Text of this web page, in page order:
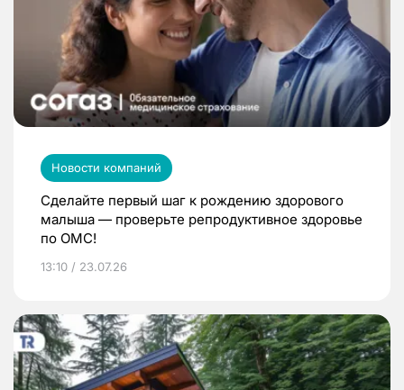
Новости компаний
Сделайте первый шаг к рождению здорового
малыша — проверьте репродуктивное здоровье
по ОМС!
13:10 / 23.07.26